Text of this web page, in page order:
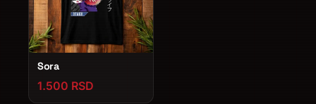
Sora
1.500 RSD